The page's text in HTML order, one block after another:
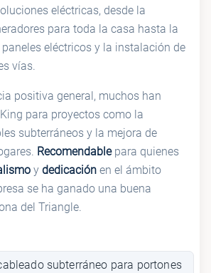
eléctricas, desde la
para toda la casa hasta la
eléctricos y la instalación de
vías.
positiva general, muchos han
para proyectos como la
subterráneos y la mejora de
Recomendablepara quienes
y dedicación en el ámbito
se ha ganado una buena
del Triangle.
subterráneo para portones